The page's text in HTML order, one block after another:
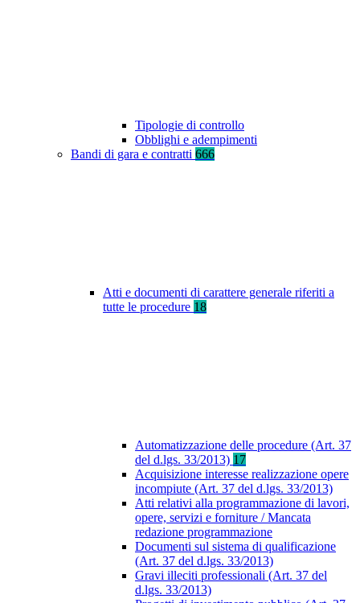
Tipologie di controllo
Obblighi e adempimenti
Bandi di gara e contratti 666
Atti e documenti di carattere generale riferiti a
tutte le procedure 18
Automatizzazione delle procedure (Art. 37
del d.lgs. 33/2013) 17
Acquisizione interesse realizzazione opere
incompiute (Art. 37 del d.lgs. 33/2013)
Atti relativi alla programmazione di lavori,
opere, servizi e forniture / Mancata
redazione programmazione
Documenti sul sistema di qualificazione
(Art. 37 del d.lgs. 33/2013)
Gravi illeciti professionali (Art. 37 del
d.lgs. 33/2013)